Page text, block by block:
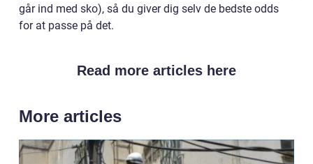
går ind med sko), så du giver dig selv de bedste odds
for at passe på det.
Read more articles here
More articles